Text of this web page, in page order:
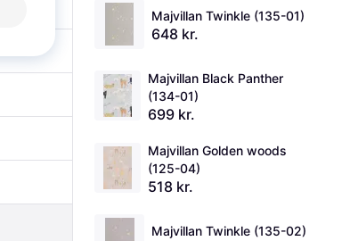
Majvillan Twinkle (135-01)
648 kr.
Majvillan Black Panther
(134-01)
699 kr.
Majvillan Golden woods
(125-04)
518 kr.
Majvillan Twinkle (135-02)